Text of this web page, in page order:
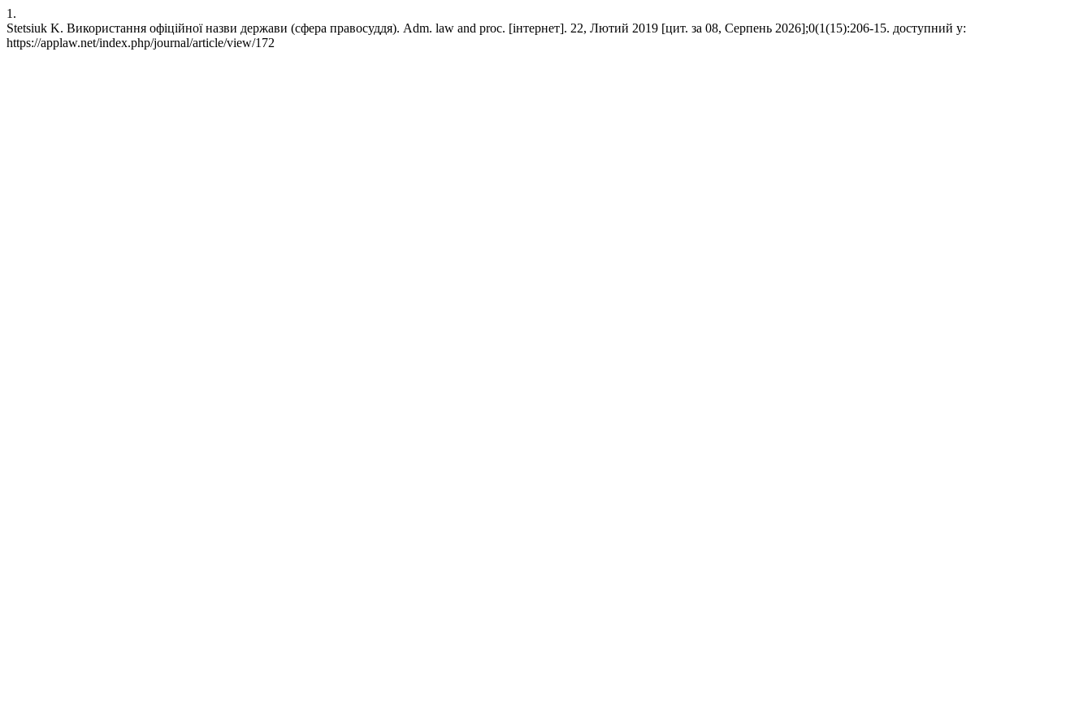
1.
Stetsiuk K. Використання офіційної назви держави (сфера правосуддя). Adm. law and proc. [інтернет]. 22, Лютий 2019 [цит. за 08, Серпень 2026];0(1(15):206-15. доступний у:
https://applaw.net/index.php/journal/article/view/172